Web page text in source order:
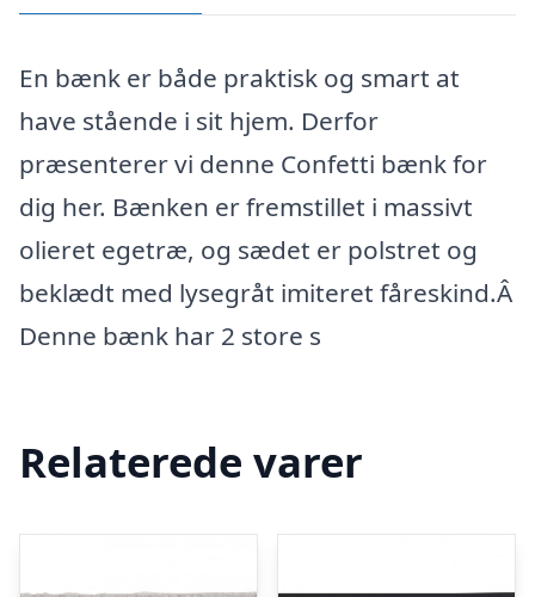
En bænk er både praktisk og smart at
have stående i sit hjem. Derfor
præsenterer vi denne Confetti bænk for
dig her. Bænken er fremstillet i massivt
olieret egetræ, og sædet er polstret og
beklædt med lysegråt imiteret fåreskind.Â
Denne bænk har 2 store s
Relaterede varer